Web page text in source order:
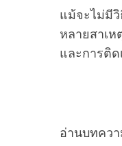
แม้จะไม่มีวิ
หลายสาเ
และการติด
อ่านบทคว